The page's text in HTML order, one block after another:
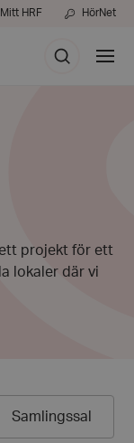
Mitt HRF HörNet
Sök
Visa
meny
ett projekt för ett
lokaler där vi
Samlingssal